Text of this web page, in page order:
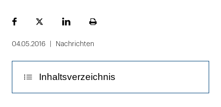
FacebookPlattformLinekdInSeite
04.05.2016 Nachrichten
Inhaltsverzeichnis